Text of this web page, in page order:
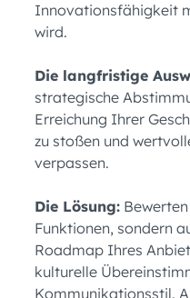
Innovationsfähigkeit
wird.
Die langfristige
strategische
Erreichung Ihrer
zu stoßen und
verpassen.
Die Lösung:
Funktionen, sondern
Roadmap Ihres
kulturelle
Kommunikationsstil.